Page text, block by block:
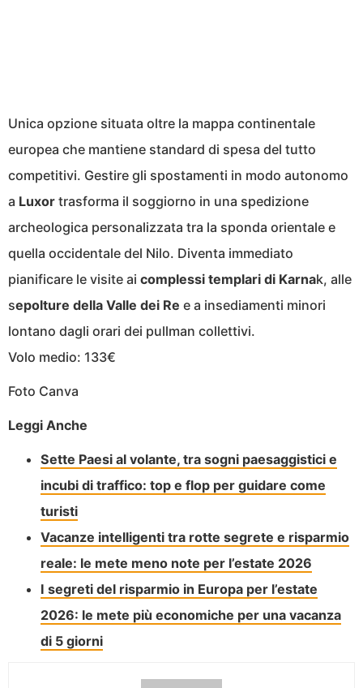
Unica opzione situata oltre la mappa continentale
europea che mantiene standard di spesa del tutto
competitivi. Gestire gli spostamenti in modo autonomo
a Luxor trasforma il soggiorno in una spedizione
archeologica personalizzata tra la sponda orientale e
quella occidentale del Nilo. Diventa immediato
pianificare le visite ai complessi templari di Karnak, alle
sepolture della Valle dei Re e a insediamenti minori
lontano dagli orari dei pullman collettivi.
Volo medio: 133€
Foto Canva
Leggi Anche
Sette Paesi al volante, tra sogni paesaggistici e
incubi di traffico: top e flop per guidare come
turisti
Vacanze intelligenti tra rotte segrete e risparmio
reale: le mete meno note per l’estate 2026
I segreti del risparmio in Europa per l’estate
2026: le mete più economiche per una vacanza
di 5 giorni